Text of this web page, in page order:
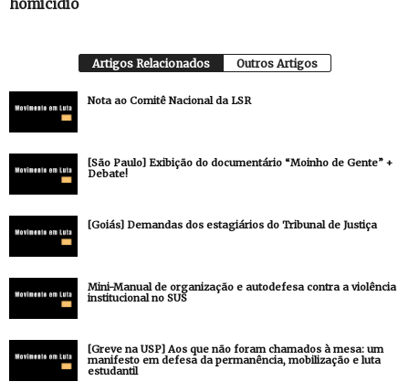
homicídio
Artigos Relacionados Outros Artigos
Nota ao Comitê Nacional da LSR
[São Paulo] Exibição do documentário “Moinho de Gente” +
Debate!
[Goiás] Demandas dos estagiários do Tribunal de Justiça
Mini-Manual de organização e autodefesa contra a violência
institucional no SUS
[Greve na USP] Aos que não foram chamados à mesa: um
manifesto em defesa da permanência, mobilização e luta
estudantil